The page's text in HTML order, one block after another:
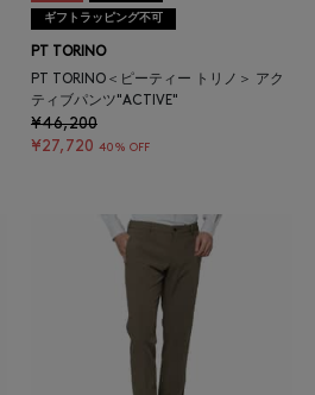
ギフトラッピング不可
PT TORINO
PT TORINO＜ピーティー トリノ＞ アク
ティブパンツ"ACTIVE"
¥46,200
¥27,720 40% OFF